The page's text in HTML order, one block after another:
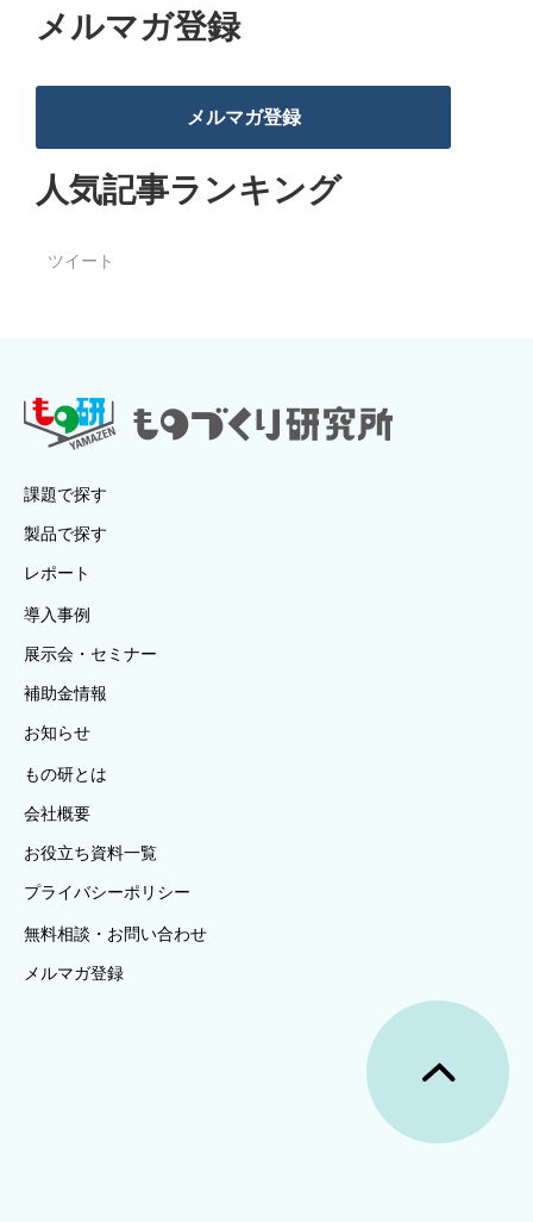
メルマガ登録
メルマガ登録
人気記事ランキング
ツイート
課題で探す
製品で探す
レポート
導入事例
展示会・セミナー
補助金情報
お知らせ
もの研とは
会社概要
お役立ち資料一覧
プライバシーポリシー
無料相談・お問い合わせ
メルマガ登録